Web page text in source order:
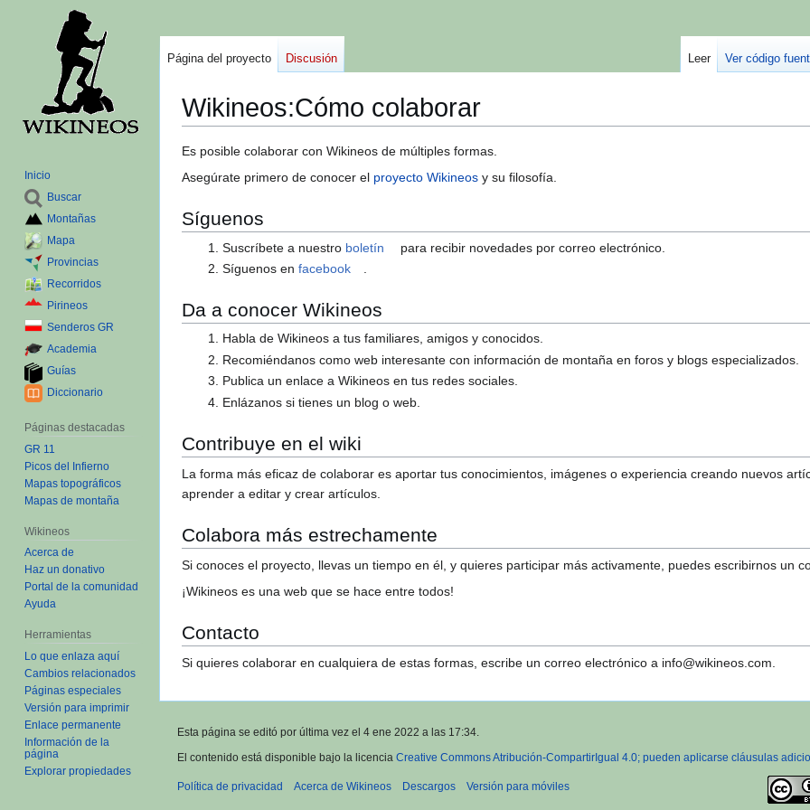
Wikineos:Cómo colaborar
Ir
a
navegación
Ir
a
búsqueda
Es posible colaborar con Wikineos de múltiples formas.
Asegúrate primero de conocer el proyecto Wikineos y su filosofía.
Síguenos
Suscríbete a nuestro boletín
para recibir novedades por correo electrónico.
Síguenos en facebook
Da a conocer Wikineos
Habla de Wikineos a tus familiares, amigos y conocidos.
Recomiéndanos como web interesante con información de montaña en foros y blogs especializados.
Publica un enlace a Wikineos en tus redes sociales.
Enlázanos si tienes un blog o web.
Contribuye en el wiki
La forma más eficaz de colaborar es aportar tus conocimientos, imágenes o experiencia creando nuevos
aprender a editar y crear artículos.
Colabora más estrechamente
Si conoces el proyecto, llevas un tiempo en él, y quieres participar más activamente, puedes escribirnos un
¡Wikineos es una web que se hace entre todos!
Contacto
Si quieres colaborar en cualquiera de estas formas, escribe un correo electrónico a info@wikineos.com
Página del proyecto Discusión Leer Ver código
Inicio
Buscar
Montañas
Mapa
Provincias
Recorridos
Pirineos
Senderos GR
Academia
Guías
Diccionario
Páginas destacadas
GR 11
Picos del Infierno
Mapas topográficos
Mapas de montaña
Wikineos
Acerca de
Haz un donativo
Portal de la comunidad
Ayuda
Herramientas
Lo que enlaza aquí
Cambios relacionados
Páginas especiales
Versión para imprimir
Enlace permanente
Información de la
página
Explorar propiedades
Esta página se editó por última vez el 4 ene 2022 a las 17:34.
El contenido está disponible bajo la licencia Creative Commons Atribución-CompartirIgual 4.0; pueden aplicarse cláusulas
Política de privacidad Acerca de Wikineos Descargos Versión para móviles